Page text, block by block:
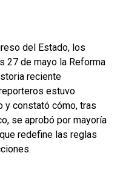
del Estado, los
27 de mayo la Reforma
reciente
estuvo
y constató cómo, tras
se aprobó por mayoría
redefine las reglas